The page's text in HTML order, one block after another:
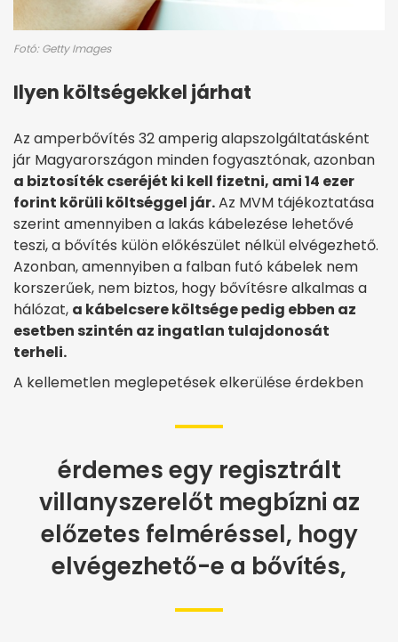
Fotó: Getty Images
Ilyen költségekkel járhat
Az amperbővítés 32 amperig alapszolgáltatásként
jár Magyarországon minden fogyasztónak, azonban
a biztosíték cseréjét ki kell fizetni, ami 14 ezer
forint körüli költséggel jár.Az MVM tájékoztatása
szerint amennyiben a lakás kábelezése lehetővé
teszi, a bővítés külön előkészület nélkül elvégezhető.
Azonban, amennyiben a falban futó kábelek nem
korszerűek, nem biztos, hogy bővítésre alkalmas a
hálózat, a kábelcsere költsége pedig ebben az
esetben szintén az ingatlan tulajdonosát
terheli.
A kellemetlen meglepetések elkerülése érdekben
érdemes egy regisztrált
villanyszerelőt megbízni az
előzetes felméréssel, hogy
elvégezhető-e a bővítés,